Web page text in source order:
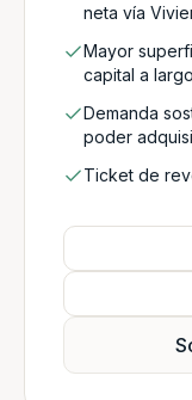
neta vía
Mayor
capital a
Demanda
poder
Ticket de